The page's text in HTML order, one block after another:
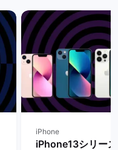
iPhone
iPhone13シリー